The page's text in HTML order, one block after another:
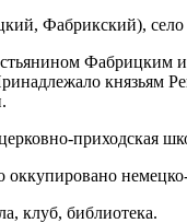
Фабрикский), село
Фабрицким
приходская
оккупировано
клуб, библиотека.